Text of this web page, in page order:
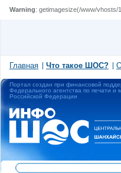
Warning: getimagesize(/www/vhosts/
Главная Что такое ШОС?
Портал создан при финансовой
Федерального агентства по печати и
Российской Федерации